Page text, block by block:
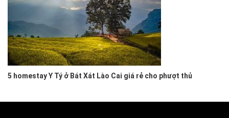
5 homestay Y Tý ở Bát Xát Lào Cai giá rẻ cho phượt thủ